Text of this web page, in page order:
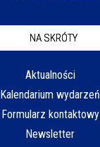
NA SKRÓTY
Aktualności
Kalendarium wydarzeń
Formularz kontaktowy
Newsletter